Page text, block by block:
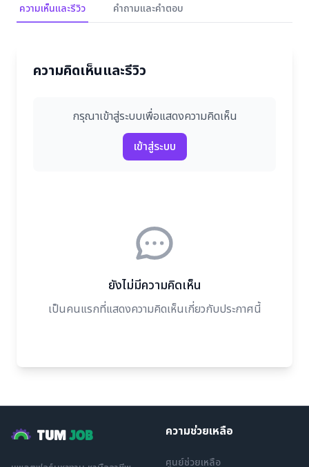
ความเห็นและรีวิว คำถามและคำตอบ
ความคิดเห็นและรีวิว
กรุณาเข้าสู่ระบบเพื่อแสดงความคิดเห็น
เข้าสู่ระบบ
ยังไม่มีความคิดเห็น
เป็นคนแรกที่แสดงความคิดเห็นเกี่ยวกับประกาศนี้
TUMJOB ความช่วยเหลือ
ศูนย์ช่วยเหลือ